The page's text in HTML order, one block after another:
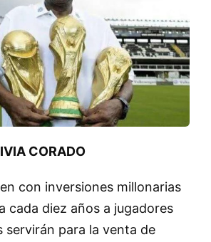
CORADO
con inversiones millonarias
cada diez años a jugadores
servirán para la venta de